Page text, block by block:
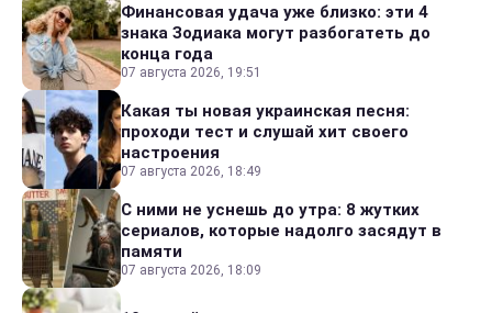
Финансовая удача уже близко: эти 4
знака Зодиака могут разбогатеть до
конца года
07 августа 2026, 19:51
Какая ты новая украинская песня:
проходи тест и слушай хит своего
настроения
07 августа 2026, 18:49
С ними не уснешь до утра: 8 жутких
сериалов, которые надолго засядут в
памяти
07 августа 2026, 18:09